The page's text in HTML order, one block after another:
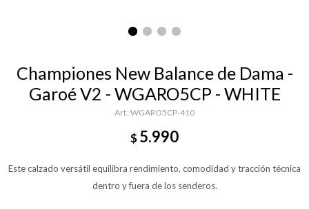
Championes New Balance de Dama -
Garoé V2 - WGARO5CP - WHITE
WGARO5CP-410
$5.990
Este calzado versátil equilibra rendimiento, comodidad y tracción técnica
dentro y fuera de los senderos.